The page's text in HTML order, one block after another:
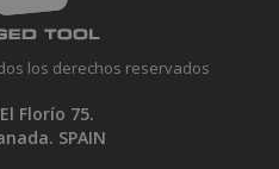
los derechos reservados
Florío 75.
SPAIN